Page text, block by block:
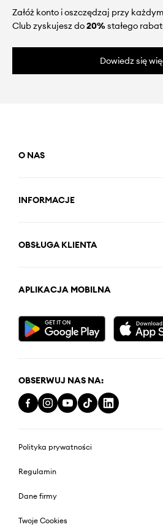
Załóż konto i oszczędzaj przy
Club zyskujesz do20%stałego
Dowiedz się
O NAS
INFORMACJE
OBSŁUGA KLIENTA
APLIKACJA MOBILNA
OBSERWUJ NAS NA:
Polityka prywatności
Regulamin
Dane firmy
Twoje Cookies